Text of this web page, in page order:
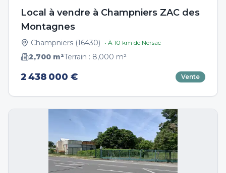
Local à vendre à Champniers ZAC des
Montagnes
Champniers (16430) • À 10 km de Nersac
2,700 m²Terrain : 8,000 m²
2 438 000 € Vente